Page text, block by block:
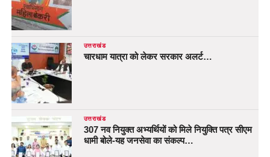
उत्तराखंड
चारधाम यात्रा को लेकर सरकार अलर्ट…
उत्तराखंड
307 नव नियुक्त अभ्यर्थियों को मिले नियुक्ति पत्र सीएम
धामी बोले-यह जनसेवा का संकल्प…